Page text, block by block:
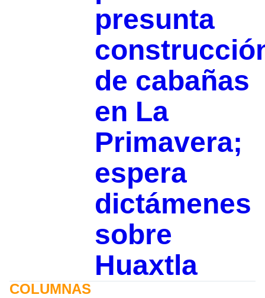
presunta
de cabañas
en La
Primavera;
espera
dictámenes
sobre
Huaxtla
COLUMNAS